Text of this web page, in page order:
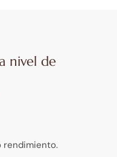
nivel de
rendimiento.